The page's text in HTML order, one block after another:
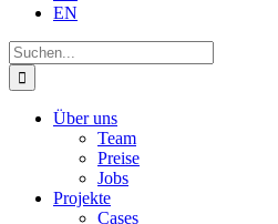
EN
Suche
nach:
Über uns
Team
Preise
Jobs
Projekte
Cases